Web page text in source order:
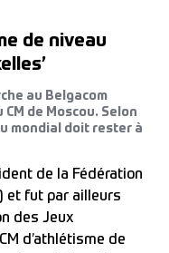
de niveau
au Belgacom
de Moscou. Selon
mondial doit rester à
de la Fédération
et fut par ailleurs
des Jeux
d’athlétisme de